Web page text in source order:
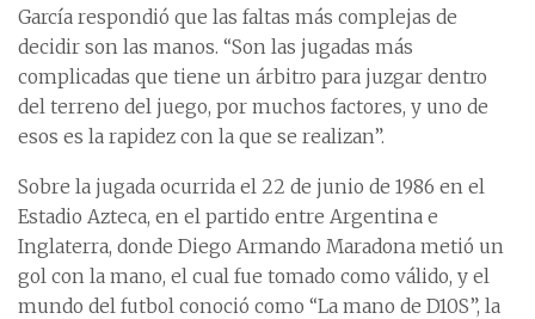
García respondió que las faltas más complejas de
decidir son las manos. “Son las jugadas más
complicadas que tiene un árbitro para juzgar dentro
del terreno del juego, por muchos factores, y uno de
esos es la rapidez con la que se realizan”.
Sobre la jugada ocurrida el 22 de junio de 1986 en el
Estadio Azteca, en el partido entre Argentina e
Inglaterra, donde Diego Armando Maradona metió un
gol con la mano, el cual fue tomado como válido, y el
mundo del futbol conoció como “La mano de D10S”, la